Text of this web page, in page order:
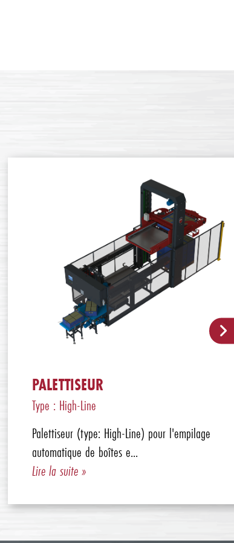
PALETTISEUR
Type : High-Line
Palettiseur (type: High-Line) pour l'empilage
automatique de boîtes e...
Lire la suite »